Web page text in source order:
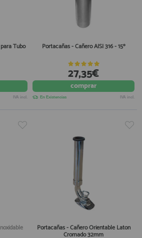
Tubo
IVA incl.
Portacañas - Cañero AISI 316 - 15º
27,35€
comprar
En Existencias IVA incl.
Portacañas - Cañero Orientable Laton
Cromado 32mm